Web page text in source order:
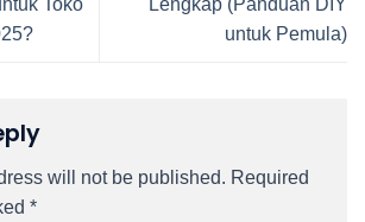
untuk Pemula)
will not be published. Required
*